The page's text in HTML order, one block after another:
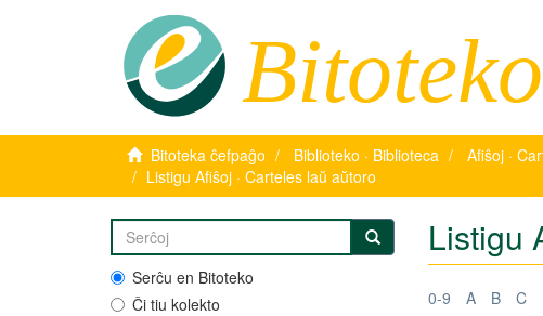
Bitoteko
Bitoteka ĉefpaĝo Biblioteko · Biblioteca
Afiŝoj ·
Listigu Afiŝoj · Carteles laŭ aŭtoro
Serĉu en Bitoteko
Ĉi tiu kolekto
Listigu
0-9 A B C